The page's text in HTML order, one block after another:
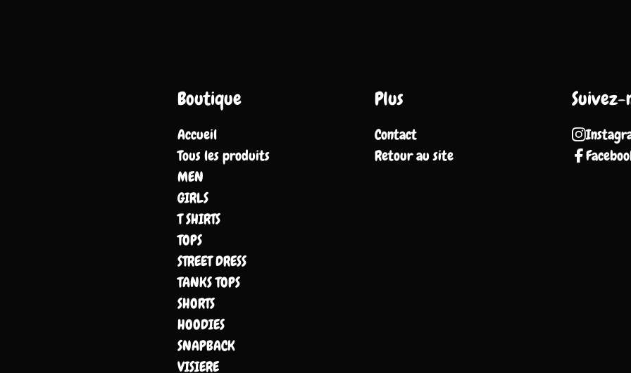
Boutique
Accueil
Tous les produits
MEN
GIRLS
T SHIRTS
TOPS
STREET DRESS
TANKS TOPS
SHORTS
HOODIES
SNAPBACK
VISIERE
Plus
Contact
Retour au site
Suivez-